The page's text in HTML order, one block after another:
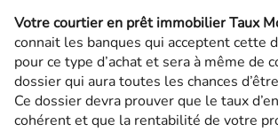
Votre courtier en prêt immobilier Taux
connait les banques qui acceptent cette
pour ce type d’achat et sera à même de
dossier qui aura toutes les chances
Ce dossier devra prouver que le taux
cohérent et que la rentabilité de votre